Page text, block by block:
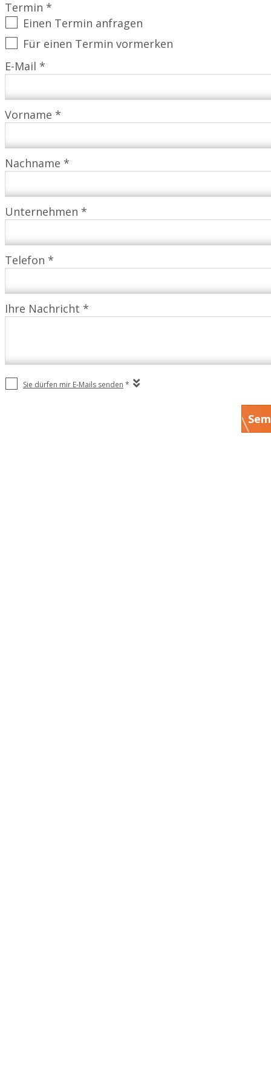
Termin *
Einen Termin anfragen
Für einen Termin vormerken
E-Mail *
Vorname *
Nachname *
Unternehmen *
Telefon *
Ihre Nachricht *
Sie dürfen mir E-Mails senden *